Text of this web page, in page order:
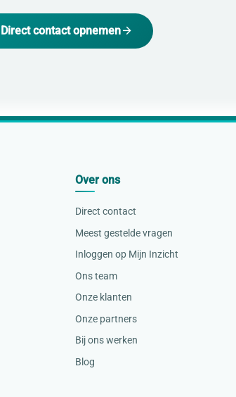
Direct contact opnemen
Over ons
Direct contact
Meest gestelde vragen
Inloggen op Mijn Inzicht
Ons team
Onze klanten
Onze partners
Bij ons werken
Blog